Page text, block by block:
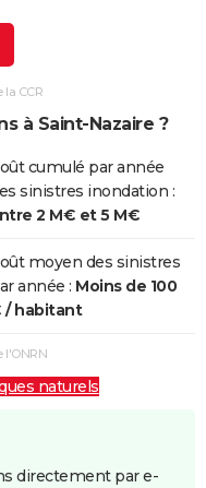
2010
2006 1 j Oui
2004 1 j Oui
CCR
à Saint-Nazaire ?
cumulé par année
sinistres inondation :
2 M€ et 5 M€
moyen des sinistres
année : Moins de 100
/ habitant
l'ONRN
naturels
directement par e-